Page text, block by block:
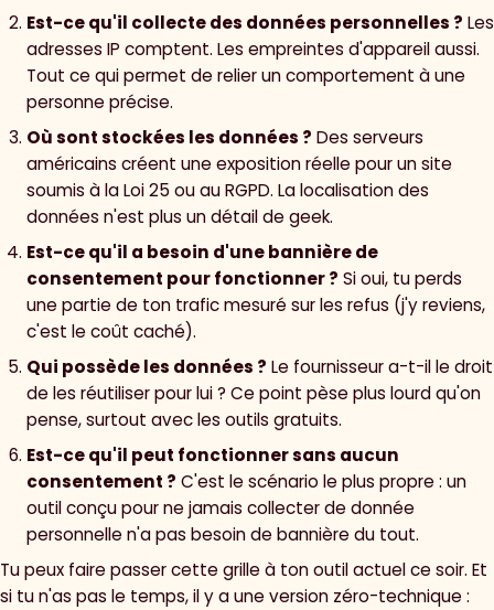
Est-ce qu'il collecte des données personnelles ? Les
adresses IP comptent. Les empreintes d'appareil aussi.
Tout ce qui permet de relier un comportement à une
personne précise.
Où sont stockées les données ? Des serveurs
américains créent une exposition réelle pour un site
soumis à la Loi 25 ou au RGPD. La localisation des
données n'est plus un détail de geek.
Est-ce qu'il a besoin d'une bannière de
consentement pour fonctionner ? Si oui, tu perds
une partie de ton trafic mesuré sur les refus (j'y reviens,
c'est le coût caché).
Qui possède les données ? Le fournisseur a-t-il le droit
de les réutiliser pour lui ? Ce point pèse plus lourd qu'on
pense, surtout avec les outils gratuits.
Est-ce qu'il peut fonctionner sans aucun
consentement ? C'est le scénario le plus propre : un
outil conçu pour ne jamais collecter de donnée
personnelle n'a pas besoin de bannière du tout.
Tu peux faire passer cette grille à ton outil actuel ce soir. Et
si tu n'as pas le temps, il y a une version zéro-technique :